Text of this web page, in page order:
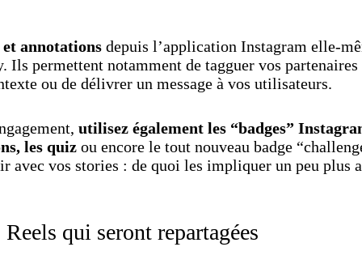
annotations depuis l’application Instagram elle-
Ils permettent notamment de tagguer vos
ou de délivrer un message à vos utilisateurs.
utilisez également les “badges”
les quiz ou encore le tout nouveau badge
avec vos stories : de quoi les impliquer un peu plus
qui seront repartagées